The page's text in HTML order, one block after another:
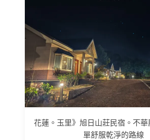
花蓮。玉里》旭日山莊民宿。不
單舒服乾淨的路線